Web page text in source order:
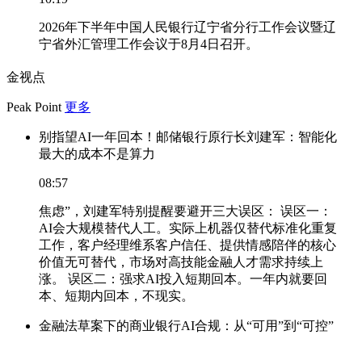
2026年下半年中国人民银行辽宁省分行工作会议暨辽
宁省外汇管理工作会议于8月4日召开。
金视点
Peak Point 更多
别指望AI一年回本！邮储银行原行长刘建军：智能化
最大的成本不是算力
08:57
焦虑”，刘建军特别提醒要避开三大误区： 误区一：
AI会大规模替代人工。实际上机器仅替代标准化重复
工作，客户经理维系客户信任、提供情感陪伴的核心
价值无可替代，市场对高技能金融人才需求持续上
涨。 误区二：强求AI投入短期回本。一年内就要回
本、短期内回本，不现实。
金融法草案下的商业银行AI合规：从“可用”到“可控”